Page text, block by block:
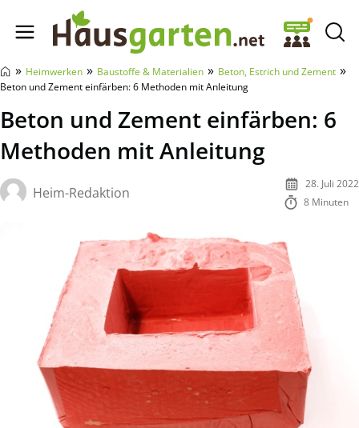
Hausgarten.net
» Heimwerken » Baustoffe & Materialien » Beton, Estrich und Zement »
Beton und Zement einfärben: 6 Methoden mit Anleitung
Beton und Zement einfärben: 6
Methoden mit Anleitung
Heim-Redaktion
28. Juli 2022
8 Minuten